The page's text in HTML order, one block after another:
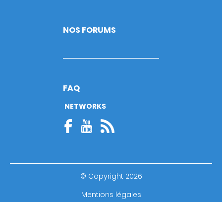
NOS FORUMS
FAQ
NETWORKS
© Copyright 2026
Mentions légales